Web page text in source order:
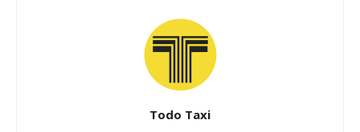
Todo Taxi